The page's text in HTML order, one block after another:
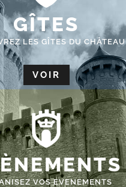
GÎTES
LES GÎTES DU CHÂTEAU
VOIR
VOS EVENEMENTS